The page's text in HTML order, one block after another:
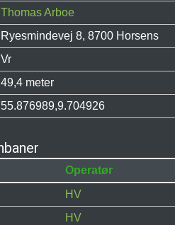
Thomas Arboe
Ryesmindevej 8, 8700 Horsens
Vr
49,4 meter
55.876989,9.704926
Operatør
HV
HV